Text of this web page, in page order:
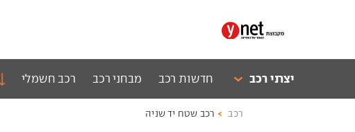
יצרני רכב חדשות רכב מבחני רכב רכב חשמלי
רכב רכב שטח יד שניה